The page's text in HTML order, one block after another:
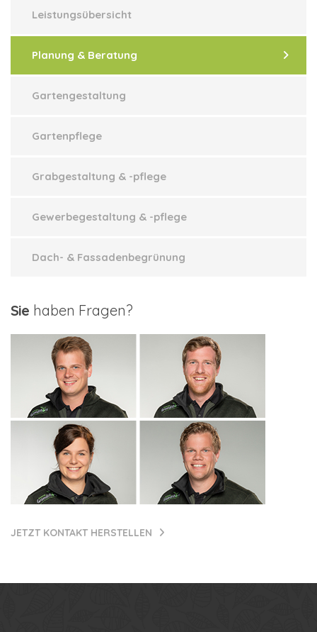
Leistungsübersicht
Planung & Beratung
Gartengestaltung
Gartenpflege
Grabgestaltung & -pflege
Gewerbegestaltung & -pflege
Dach- & Fassadenbegrünung
Sie haben Fragen?
JETZT KONTAKT HERSTELLEN